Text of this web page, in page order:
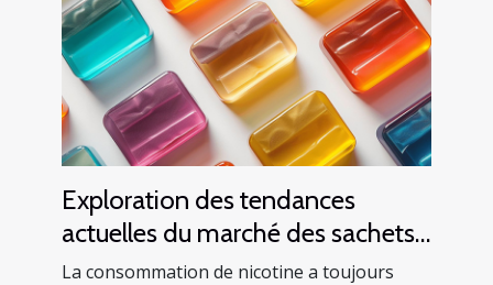
Exploration des tendances
actuelles du marché des sachets
de nicotine en Europe
La consommation de nicotine a toujours